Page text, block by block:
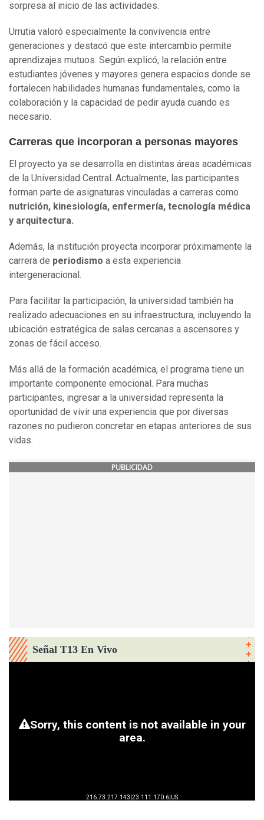
sorpresa al inicio de las actividades.
Urrutia valoró especialmente la convivencia entre
generaciones y destacó que este intercambio permite
aprendizajes mutuos. Según explicó, la relación entre
estudiantes jóvenes y mayores genera espacios donde se
fortalecen habilidades humanas fundamentales, como la
colaboración y la capacidad de pedir ayuda cuando es
necesario.
Carreras que incorporan a personas mayores
El proyecto ya se desarrolla en distintas áreas académicas
de la Universidad Central. Actualmente, las participantes
forman parte de asignaturas vinculadas a carreras como
nutrición, kinesiología, enfermería, tecnología médica
y arquitectura.
Además, la institución proyecta incorporar próximamente la
carrera de periodismo a esta experiencia
intergeneracional.
Para facilitar la participación, la universidad también ha
realizado adecuaciones en su infraestructura, incluyendo la
ubicación estratégica de salas cercanas a ascensores y
zonas de fácil acceso.
Más allá de la formación académica, el programa tiene un
importante componente emocional. Para muchas
participantes, ingresar a la universidad representa la
oportunidad de vivir una experiencia que por diversas
razones no pudieron concretar en etapas anteriores de sus
vidas.
PUBLICIDAD
Señal T13 En Vivo